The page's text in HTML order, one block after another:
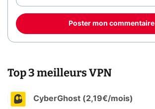
Poster mon commentaire
Top 3 meilleurs VPN
CyberGhost (2,19€/mois)